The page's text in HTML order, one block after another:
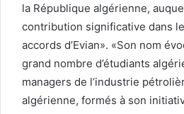
la République algérienne,
contribution significative dans
accords d’Evian». «Son nom
grand nombre d’étudiants
managers de l’industrie
algérienne, formés à son